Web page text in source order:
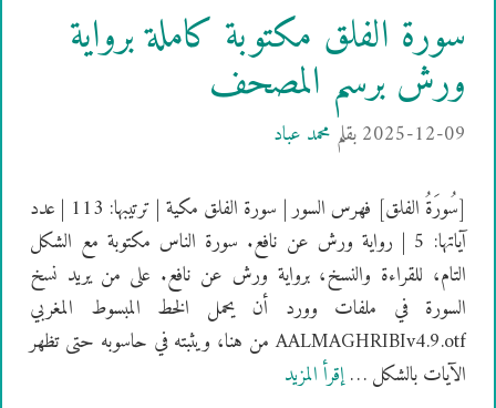
سورة الفلق مكتوبة كاملة برواية
ورش برسم المصحف
2025-12-09بقلم محمد عباد
[سُورَةُ الفلق] فهرس السور | سورة الفلق مكية | ترتيبها: 113 | عدد
آياتها: 5 | رواية ورش عن نافع. سورة الناس مكتوبة مع الشكل
التام، للقراءة والنسخ، برواية ورش عن نافع. على من يريد نسخ
السورة في ملفات وورد أن يحمل الخط المبسوط المغربي
AALMAGHRIBIv4.9.otf من هنا، ويثبته في حاسوبه حتى تظهر
الآيات بالشكل …إقرأ المزيد